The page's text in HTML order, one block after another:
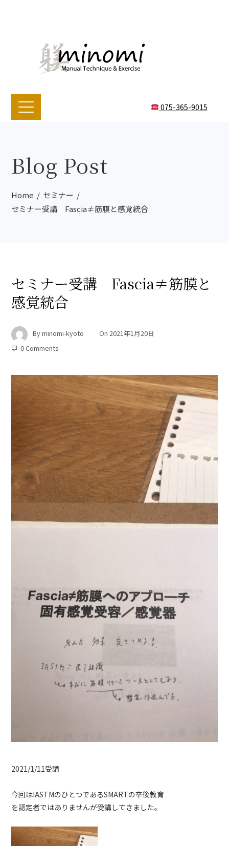
075-365-9015
Blog Post
Home
セミナー
セミナー受講 Fascia≠筋膜と感覚統合
セミナー受講 Fascia≠筋膜と
感覚統合
Byminomi-kyoto On 2021年1月20日
0 Comments
2021/1/11受講
今回はIASTMのひとつであるSMARTの卒後教育
を認定者ではありませんが受講してきました。